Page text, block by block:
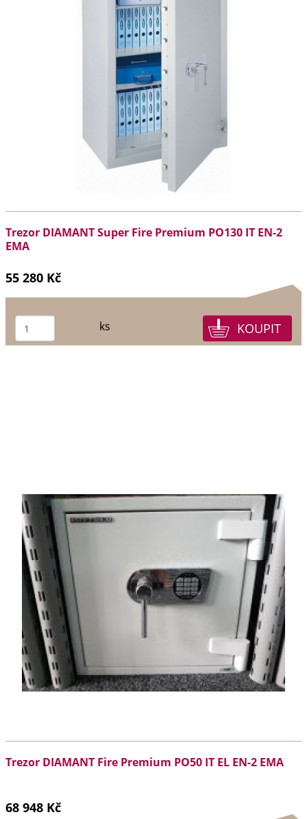
Trezor DIAMANT Super Fire Premium PO130 IT EN-2
EMA
55 280 Kč
ks
Trezor DIAMANT Fire Premium PO50 IT EL EN-2 EMA
68 948 Kč